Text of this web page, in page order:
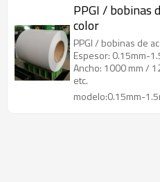
PPGI / bobinas
color
PPGI / bobinas de
Espesor: 0.15mm-
Ancho: 1000 mm /
etc.
modelo:0.15mm-